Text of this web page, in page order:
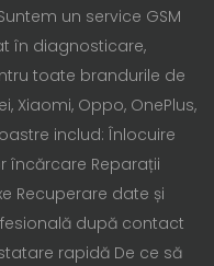
un service GSM
în diagnosticare,
toate brandurile de
Xiaomi, Oppo, OnePlus,
includ: Înlocuire
încărcare Reparații
Recuperare date și
după contact
rapidă De ce să